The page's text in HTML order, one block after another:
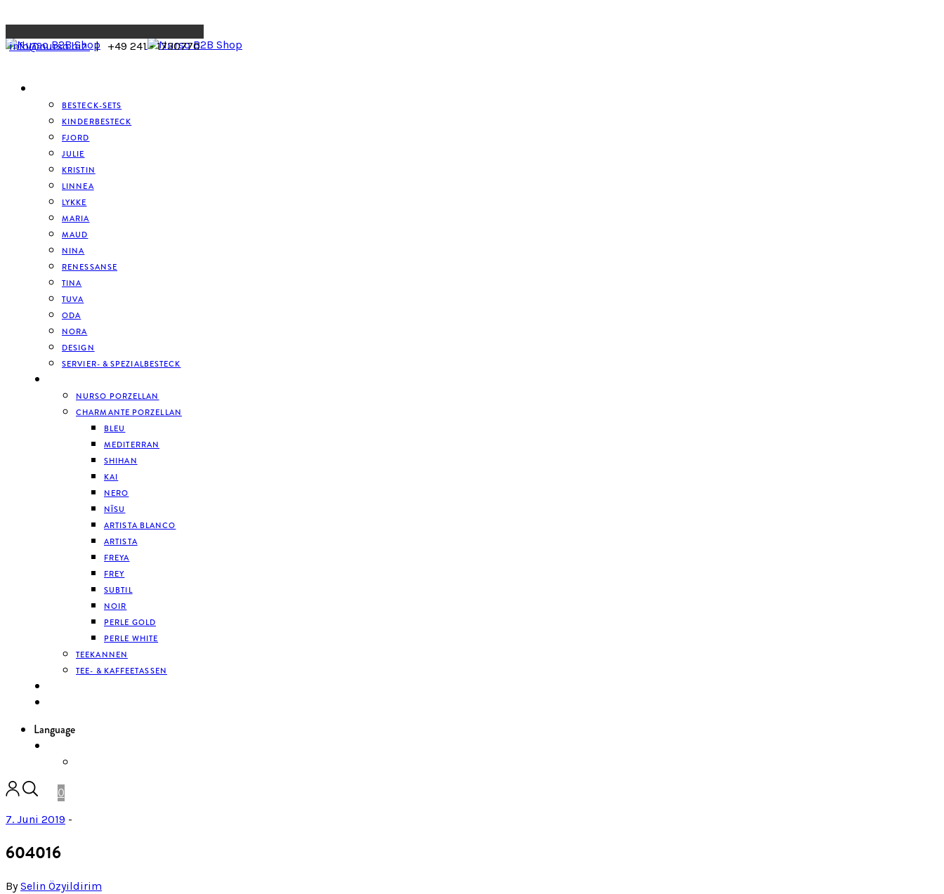
info@nurso.biz| +49 241 - 1730770
BESTECK-SETS
KINDERBESTECK
FJORD
JULIE
KRISTIN
LINNEA
LYKKE
MARIA
MAUD
NINA
RENESSANSE
TINA
TUVA
ODA
NORA
DESIGN
SERVIER- & SPEZIALBESTECK
NURSO PORZELLAN
CHARMANTE PORZELLAN
BLEU
MEDITERRAN
SHIHAN
KAI
NERO
NĪSU
ARTISTA BLANCO
ARTISTA
FREYA
FREY
SUBTIL
NOIR
PERLE GOLD
PERLE WHITE
TEEKANNEN
TEE- & KAFFEETASSEN
Language
0
7. Juni 2019 -
604016
BySelin Özyildirim